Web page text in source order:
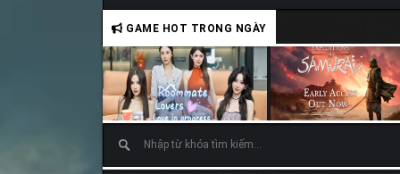
GAME HOT TRONG NGÀY